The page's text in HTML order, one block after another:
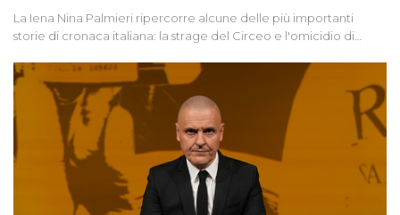
La Iena Nina Palmieri ripercorre alcune delle più importanti
storie di cronaca italiana: la strage del Circeo e l'omicidio di